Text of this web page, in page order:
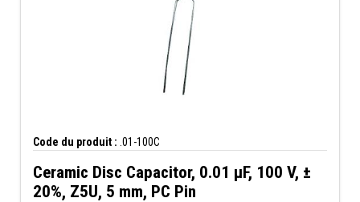
Code du produit : .01-100C
Ceramic Disc Capacitor, 0.01 µF, 100 V, ±
20%, Z5U, 5 mm, PC Pin